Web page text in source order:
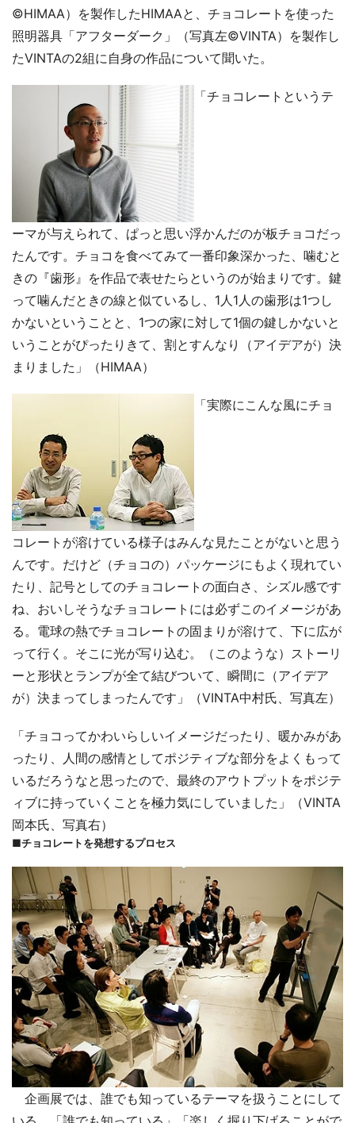
©HIMAA）を製作したHIMAAと、チョコレートを使った
照明器具「アフターダーク」（写真左©VINTA）を製作し
たVINTAの2組に自身の作品について聞いた。
「チョコレートというテ
ーマが与えられて、ぱっと思い浮かんだのが板チョコだっ
たんです。チョコを食べてみて一番印象深かった、噛むと
きの『歯形』を作品で表せたらというのが始まりです。鍵
って噛んだときの線と似ているし、1人1人の歯形は1つし
かないということと、1つの家に対して1個の鍵しかないと
いうことがぴったりきて、割とすんなり（アイデアが）決
まりました」（HIMAA）
「実際にこんな風にチョ
コレートが溶けている様子はみんな見たことがないと思う
んです。だけど（チョコの）パッケージにもよく現れてい
たり、記号としてのチョコレートの面白さ、シズル感です
ね、おいしそうなチョコレートには必ずこのイメージがあ
る。電球の熱でチョコレートの固まりが溶けて、下に広が
って行く。そこに光が写り込む。（このような）ストーリ
ーと形状とランプが全て結びついて、瞬間に（アイデア
が）決まってしまったんです」（VINTA中村氏、写真左）
「チョコってかわいらしいイメージだったり、暖かみがあ
ったり、人間の感情としてポジティブな部分をよくもって
いるだろうなと思ったので、最終のアウトプットをポジテ
ィブに持っていくことを極力気にしていました」（VINTA
岡本氏、写真右）
■チョコレートを発想するプロセス
企画展では、誰でも知っているテーマを扱うことにして